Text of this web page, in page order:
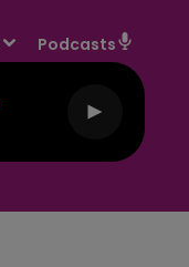
Podcasts